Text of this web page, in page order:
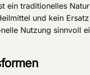
ein traditionelles
und kein
Nutzung sinnvoll